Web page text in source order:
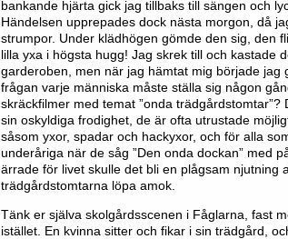
bankande hjärta gick jag tillbaks till sängen och
Händelsen upprepades dock nästa morgon, då
strumpor. Under klädhögen gömde den sig, den
lilla yxa i högsta hugg! Jag skrek till och kastade
garderoben, men när jag hämtat mig började jag
frågan varje människa måste ställa sig någon
skräckfilmer med temat ”onda trädgårdstomtar”?
sin oskyldiga frodighet, de är ofta utrustade
såsom yxor, spadar och hackyxor, och för alla
underåriga när de såg ”Den onda dockan” med
ärrade för livet skulle det bli en plågsam njutning
trädgårdstomtarna löpa amok.
Tänk er själva skolgårdsscenen i Fåglarna, fast
istället. En kvinna sitter och fikar i sin trädgård,